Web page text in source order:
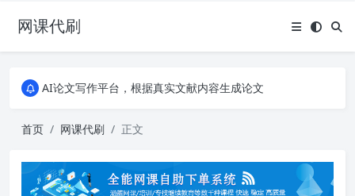
网课代刷
AI论文写作平台，根据真实文献内容生成论文
全能网课平台，大学生网课、成教、培训、继续教育。现已接入代刷代考项目3000+
全能网课平台，大学生网课、成教、培训、继续教育。现已接入代刷代考项目3000+
首页 网课代刷 正文